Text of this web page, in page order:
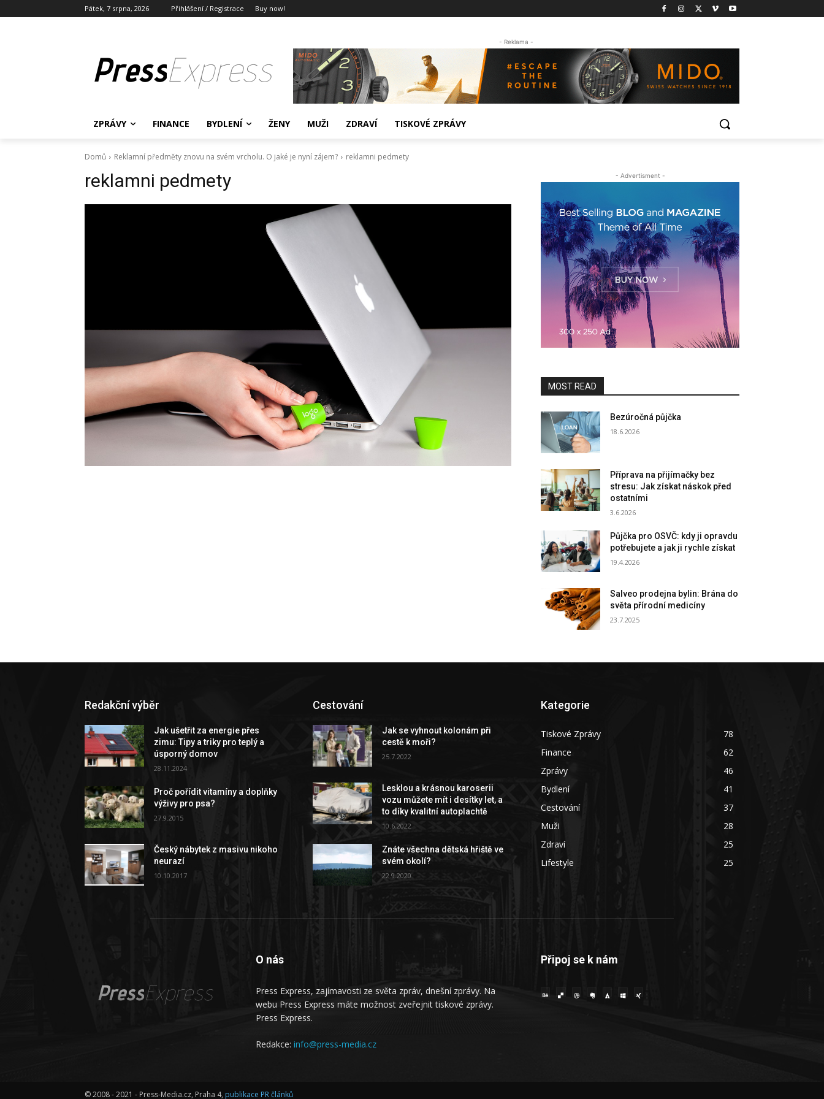
Pátek, 7 srpna, 2026 Přihlášení / Registrace Buy now!
PressExpress
- Reklama -
ZPRÁVY FINANCE BYDLENÍ ŽENY MUŽI ZDRAVÍ TISKOVÉ ZPRÁVY
Domů Reklamní předměty znovu na svém vrcholu. O jaké je nyní zájem? reklamni pedmety
reklamni pedmety - Advertisment -
MOST READ
Bezúročná půjčka
18.6.2026
Příprava na přijímačky bez
stresu: Jak získat náskok před
ostatními
3.6.2026
Půjčka pro OSVČ: kdy ji opravdu
potřebujete a jak ji rychle získat
19.4.2026
Salveo prodejna bylin: Brána do
světa přírodní medicíny
23.7.2025
Redakční výběr
Jak ušetřit za energie přes
zimu: Tipy a triky pro teplý a
úsporný domov
28.11.2024
Proč pořídit vitamíny a doplňky
výživy pro psa?
27.9.2015
Český nábytek z masivu nikoho
neurazí
10.10.2017
Cestování
Jak se vyhnout kolonám při
cestě k moři?
25.7.2022
Lesklou a krásnou karoserii
vozu můžete mít i desítky let, a
to díky kvalitní autoplachtě
10.6.2022
Znáte všechna dětská hřiště ve
svém okolí?
22.9.2020
Kategorie
Tiskové Zprávy
78
Finance
62
Zprávy
46
Bydlení
41
Cestování
37
Muži
28
Zdraví
25
Lifestyle
25
PressExpress
O nás
Press Express, zajímavosti ze světa zpráv, dnešní zprávy. Na
webu Press Express máte možnost zveřejnit tiskové zprávy.
Press Express.
Redakce: info@press-media.cz
Připoj se k nám
© 2008 - 2021 - Press-Media.cz, Praha 4, publikace PR článků